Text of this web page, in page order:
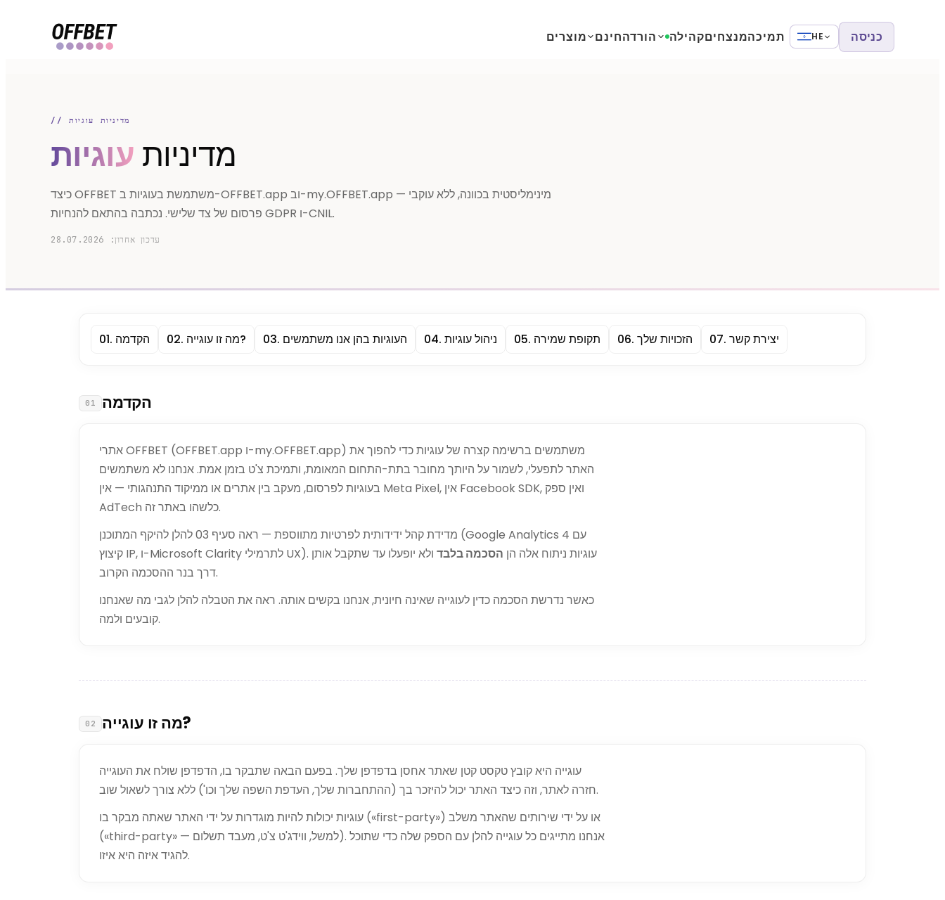
מוצרים חינםהורדה קהילהמנצחיםתמיכה HE כניסה
// מדיניות עוגיות
מדיניות עוגיות
כיצד OFFBET משתמשת בעוגיות ב-OFFBET.app וב-my.OFFBET.app — מינימליסטית בכוונה, ללא עוקבי
פרסום של צד שלישי. נכתבה בהתאם להנחיות GDPR ו-CNIL.
עדכון אחרון: 28.07.2026
01. הקדמה 02. מה זו עוגייה? 03. העוגיות בהן אנו משתמשים 04. ניהול עוגיות 05. תקופת שמירה 06. הזכויות שלך 07. יצירת קשר
01 הקדמה
אתרי OFFBET (OFFBET.app ו-my.OFFBET.app) משתמשים ברשימה קצרה של עוגיות כדי להפוך את
האתר לתפעלי, לשמור על היותך מחובר בתת-התחום המאומת, ותמיכת צ'ט בזמן אמת. אנחנו לא משתמשים
בעוגיות לפרסום, מעקב בין אתרים או ממיקוד התנהגותי — אין Meta Pixel, אין Facebook SDK, ואין ספק
AdTech כלשהו באתר זה.
מדידת קהל ידידותית לפרטיות מתווספת — ראה סעיף 03 להלן להיקף המתוכנן (Google Analytics 4 עם
קיצוץ IP, ו-Microsoft Clarity לתרמילי UX). עוגיות ניתוח אלה הן הסכמה בלבד ולא יופעלו עד שתקבל אותן
דרך בנר ההסכמה הקרוב.
כאשר נדרשת הסכמה כדין לעוגייה שאינה חיונית, אנחנו בקשים אותה. ראה את הטבלה להלן לגבי מה שאנחנו
קובעים ולמה.
02 מה זו עוגייה?
עוגייה היא קובץ טקסט קטן שאתר אחסן בדפדפן שלך. בפעם הבאה שתבקר בו, הדפדפן שולח את העוגייה
חזרה לאתר, וזה כיצד האתר יכול להיזכר בך (ההתחברות שלך, העדפת השפה שלך וכו') ללא צורך לשאול שוב.
עוגיות יכולות להיות מוגדרות על ידי האתר שאתה מבקר בו («first-party») או על ידי שירותים שהאתר משלב
(«third-party» — למשל, ווידג'ט צ'ט, מעבד תשלום). אנחנו מתייגים כל עוגייה להלן עם הספק שלה כדי שתוכל
להגיד איזה היא איזו.